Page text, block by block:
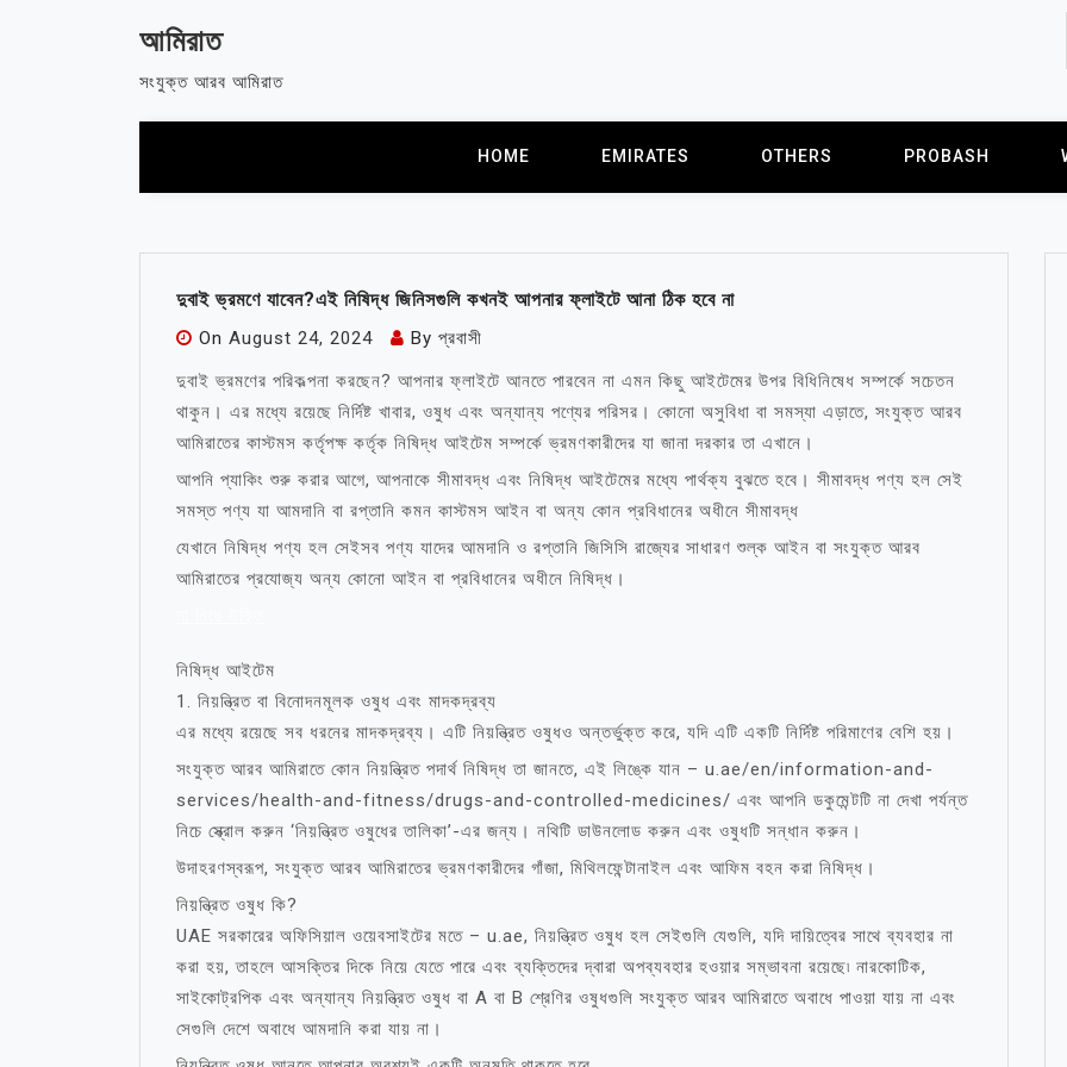
আমিরাত
সংযুক্ত আরব আমিরাত
HOME EMIRATES OTHERS PROBASH
দুবাই ভ্রমণে যাবেন?এই নিষিদ্ধ জিনিসগুলি কখনই আপনার ফ্লাইটে আনা ঠিক হবে না
On August 24, 2024 By প্রবাসী
দুবাই ভ্রমণের পরিকল্পনা করছেন? আপনার ফ্লাইটে আনতে পারবেন না এমন কিছু আইটেমের উপর বিধিনিষেধ সম্পর্কে সচেতন
থাকুন। এর মধ্যে রয়েছে নির্দিষ্ট খাবার, ওষুধ এবং অন্যান্য পণ্যের পরিসর। কোনো অসুবিধা বা সমস্যা এড়াতে, সংযুক্ত আরব
আমিরাতের কাস্টমস কর্তৃপক্ষ কর্তৃক নিষিদ্ধ আইটেম সম্পর্কে ভ্রমণকারীদের যা জানা দরকার তা এখানে।
আপনি প্যাকিং শুরু করার আগে, আপনাকে সীমাবদ্ধ এবং নিষিদ্ধ আইটেমের মধ্যে পার্থক্য বুঝতে হবে। সীমাবদ্ধ পণ্য হল সেই
সমস্ত পণ্য যা আমদানি বা রপ্তানি কমন কাস্টমস আইন বা অন্য কোন প্রবিধানের অধীনে সীমাবদ্ধ
যেখানে নিষিদ্ধ পণ্য হল সেইসব পণ্য যাদের আমদানি ও রপ্তানি জিসিসি রাজ্যের সাধারণ শুল্ক আইন বা সংযুক্ত আরব
আমিরাতের প্রযোজ্য অন্য কোনো আইন বা প্রবিধানের অধীনে নিষিদ্ধ।
নিষিদ্ধ আইটেম
1. নিয়ন্ত্রিত বা বিনোদনমূলক ওষুধ এবং মাদকদ্রব্য
এর মধ্যে রয়েছে সব ধরনের মাদকদ্রব্য। এটি নিয়ন্ত্রিত ওষুধও অন্তর্ভুক্ত করে, যদি এটি একটি নির্দিষ্ট পরিমাণের বেশি হয়।
সংযুক্ত আরব আমিরাতে কোন নিয়ন্ত্রিত পদার্থ নিষিদ্ধ তা জানতে, এই লিঙ্কে যান – u.ae/en/information-and-
services/health-and-fitness/drugs-and-controlled-medicines/ এবং আপনি ডকুমেন্টটি না দেখা পর্যন্ত
নিচে স্ক্রোল করুন ‘নিয়ন্ত্রিত ওষুধের তালিকা’-এর জন্য। নথিটি ডাউনলোড করুন এবং ওষুধটি সন্ধান করুন।
উদাহরণস্বরূপ, সংযুক্ত আরব আমিরাতের ভ্রমণকারীদের গাঁজা, মিথিলফেন্টানাইল এবং আফিম বহন করা নিষিদ্ধ।
নিয়ন্ত্রিত ওষুধ কি?
UAE সরকারের অফিসিয়াল ওয়েবসাইটের মতে – u.ae, নিয়ন্ত্রিত ওষুধ হল সেইগুলি যেগুলি, যদি দায়িত্বের সাথে ব্যবহার না
করা হয়, তাহলে আসক্তির দিকে নিয়ে যেতে পারে এবং ব্যক্তিদের দ্বারা অপব্যবহার হওয়ার সম্ভাবনা রয়েছে৷ নারকোটিক,
সাইকোট্রপিক এবং অন্যান্য নিয়ন্ত্রিত ওষুধ বা A বা B শ্রেণির ওষুধগুলি সংযুক্ত আরব আমিরাতে অবাধে পাওয়া যায় না এবং
সেগুলি দেশে অবাধে আমদানি করা যায় না।